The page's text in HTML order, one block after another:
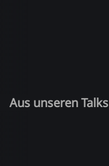
Aus unseren Talks